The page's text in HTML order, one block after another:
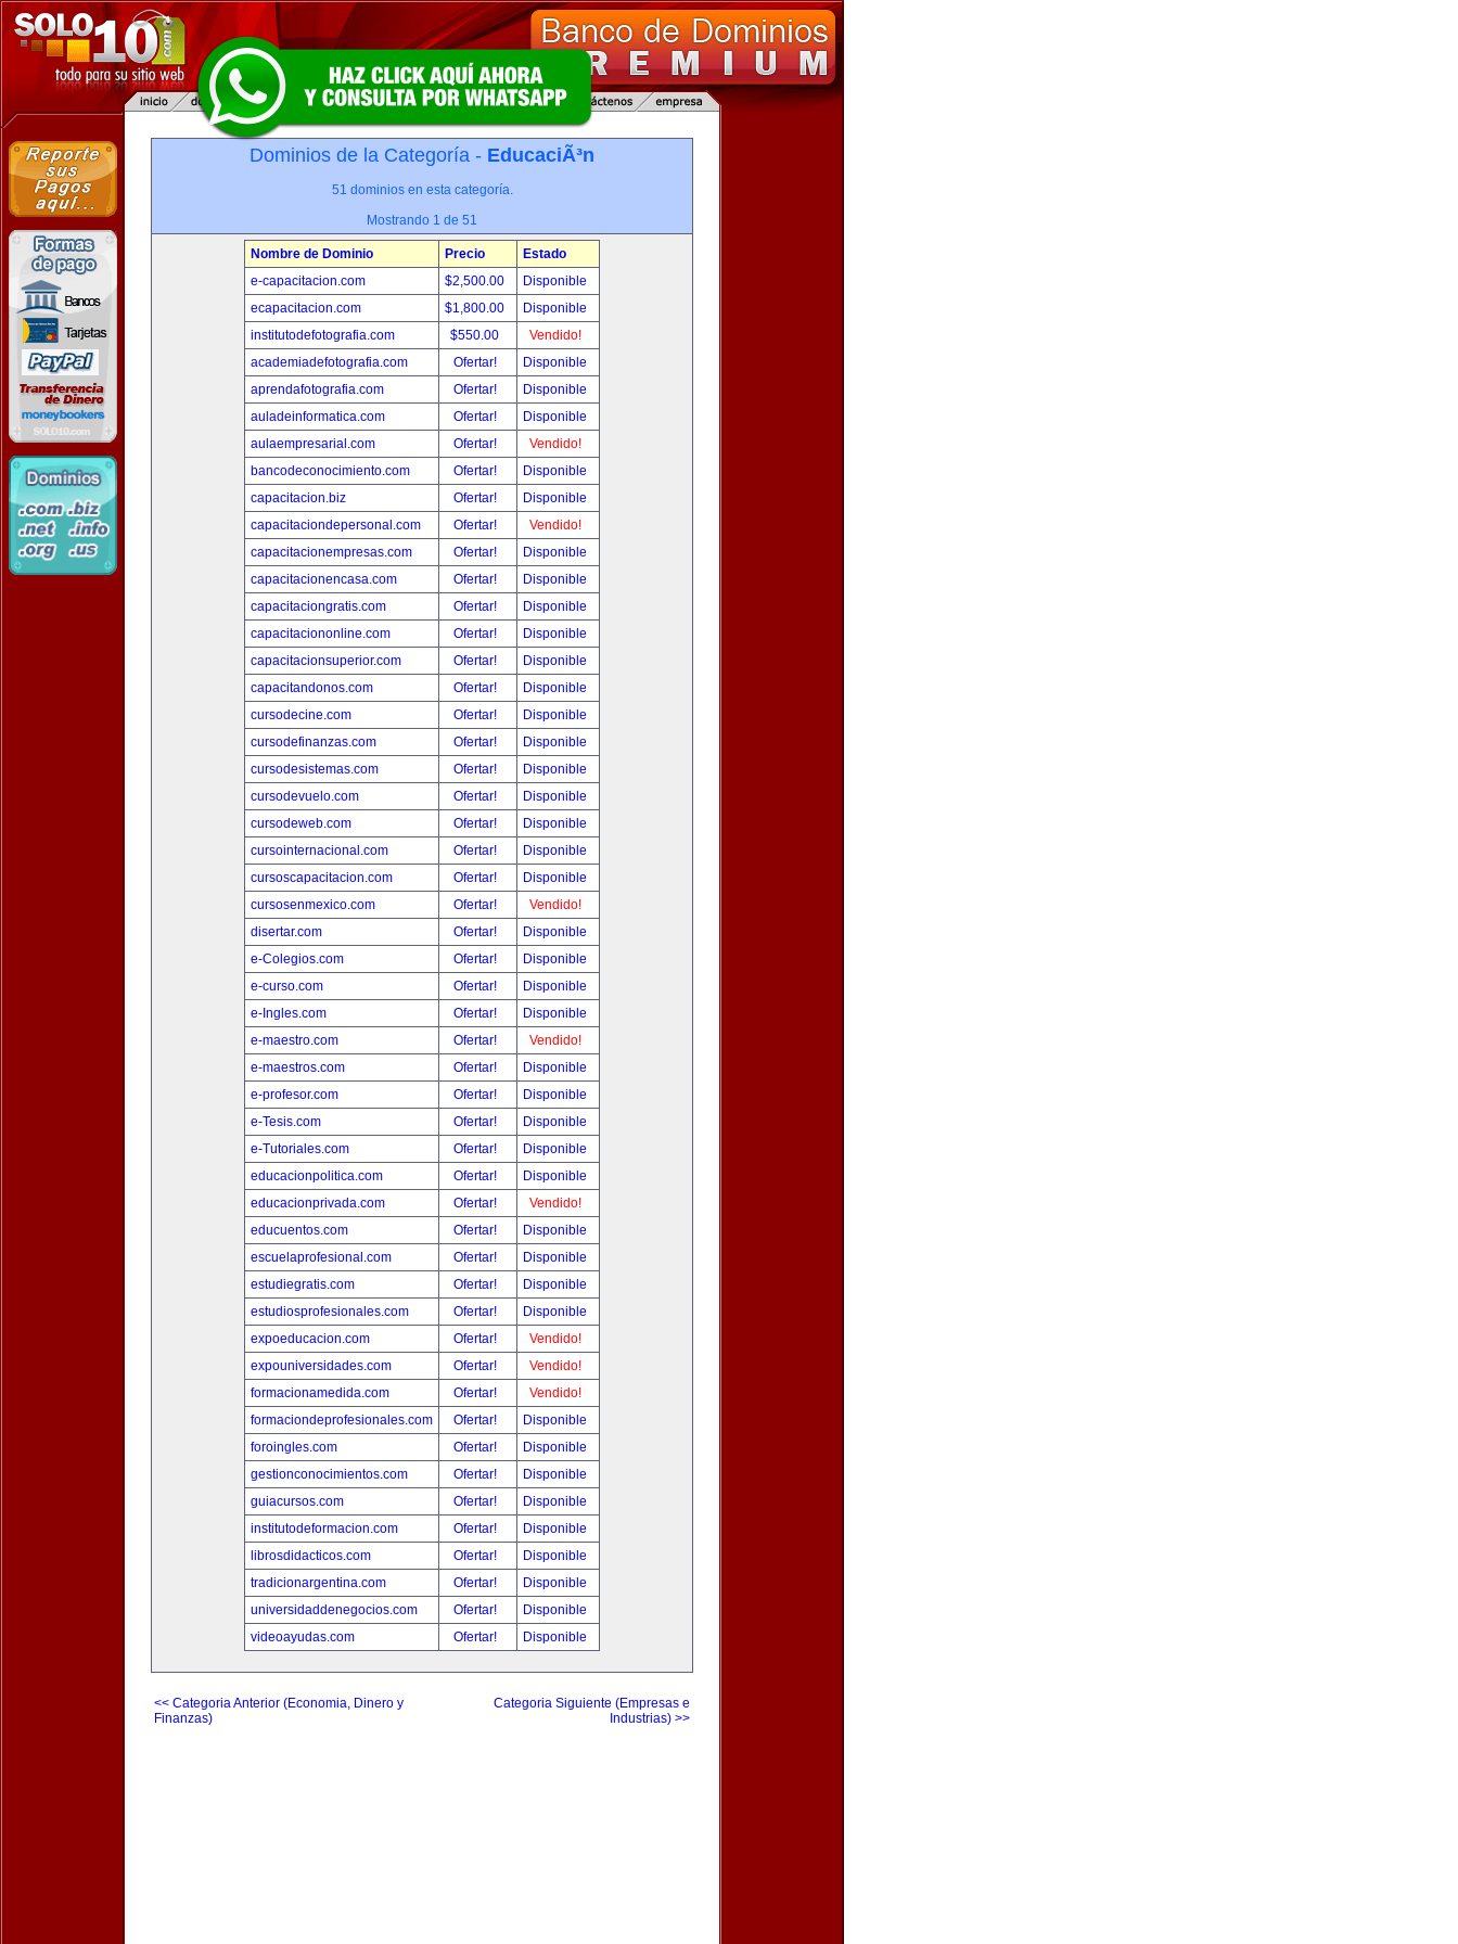
Dominios de la Categoría - EducaciÃ³n
51 dominios en esta categoría.
Mostrando 1 de 51
Nombre de Dominio Precio
Estado
e-capacitacion.com
$2,500.00
Disponible
ecapacitacion.com
$1,800.00
Disponible
institutodefotografia.com
$550.00
Vendido!
academiadefotografia.com
Ofertar!
Disponible
aprendafotografia.com
Ofertar!
Disponible
auladeinformatica.com
Ofertar!
Disponible
aulaempresarial.com
Ofertar!
Vendido!
bancodeconocimiento.com
Ofertar!
Disponible
capacitacion.biz
Ofertar!
Disponible
capacitaciondepersonal.com
Ofertar!
Vendido!
capacitacionempresas.com
Ofertar!
Disponible
capacitacionencasa.com
Ofertar!
Disponible
capacitaciongratis.com
Ofertar!
Disponible
capacitaciononline.com
Ofertar!
Disponible
capacitacionsuperior.com
Ofertar!
Disponible
capacitandonos.com
Ofertar!
Disponible
cursodecine.com
Ofertar!
Disponible
cursodefinanzas.com
Ofertar!
Disponible
cursodesistemas.com
Ofertar!
Disponible
cursodevuelo.com
Ofertar!
Disponible
cursodeweb.com
Ofertar!
Disponible
cursointernacional.com
Ofertar!
Disponible
cursoscapacitacion.com
Ofertar!
Disponible
cursosenmexico.com
Ofertar!
Vendido!
disertar.com
Ofertar!
Disponible
e-Colegios.com
Ofertar!
Disponible
e-curso.com
Ofertar!
Disponible
e-Ingles.com
Ofertar!
Disponible
e-maestro.com
Ofertar!
Vendido!
e-maestros.com
Ofertar!
Disponible
e-profesor.com
Ofertar!
Disponible
e-Tesis.com
Ofertar!
Disponible
e-Tutoriales.com
Ofertar!
Disponible
educacionpolitica.com
Ofertar!
Disponible
educacionprivada.com
Ofertar!
Vendido!
educuentos.com
Ofertar!
Disponible
escuelaprofesional.com
Ofertar!
Disponible
estudiegratis.com
Ofertar!
Disponible
estudiosprofesionales.com
Ofertar!
Disponible
expoeducacion.com
Ofertar!
Vendido!
expouniversidades.com
Ofertar!
Vendido!
formacionamedida.com
Ofertar!
Vendido!
formaciondeprofesionales.com
Ofertar!
Disponible
foroingles.com
Ofertar!
Disponible
gestionconocimientos.com
Ofertar!
Disponible
guiacursos.com
Ofertar!
Disponible
institutodeformacion.com
Ofertar!
Disponible
librosdidacticos.com
Ofertar!
Disponible
tradicionargentina.com
Ofertar!
Disponible
universidaddenegocios.com
Ofertar!
Disponible
videoayudas.com
Ofertar! Disponible
<< Categoria Anterior (Economia, Dinero y
Finanzas)
Categoria Siguiente (Empresas e
Industrias) >>